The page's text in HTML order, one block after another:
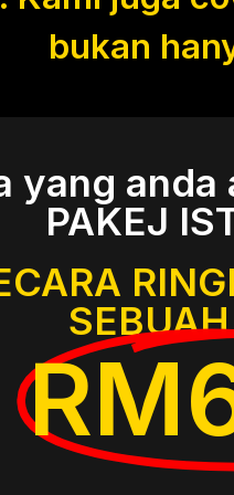
bukan
yang anda
PAKEJ